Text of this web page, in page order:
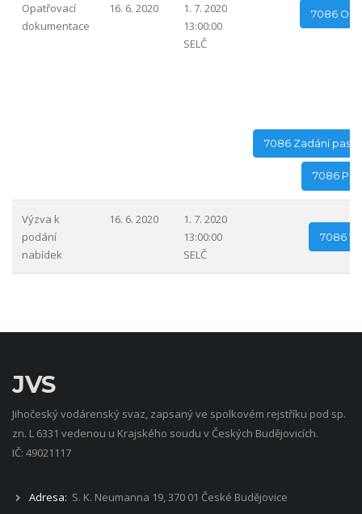
Opatřovací
dokumentace
16. 6. 2020
1. 7. 2020
13:00:00
SELČ
7086
7086 Zadání
7086
Výzva k
podání
nabídek
16. 6. 2020
1. 7. 2020
13:00:00
SELČ
7086
JVS
Jihočeský vodárenský svaz, zapsaný ve spolkovém rejstříku pod sp.
zn. L 6331 vedenou u Krajského soudu v Českých Budějovicích.
IČ: 49021117
Adresa: S. K. Neumanna 19, 370 01 České Budějovice